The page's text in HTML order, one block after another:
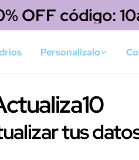
OFF código:
Personalizalo
tus